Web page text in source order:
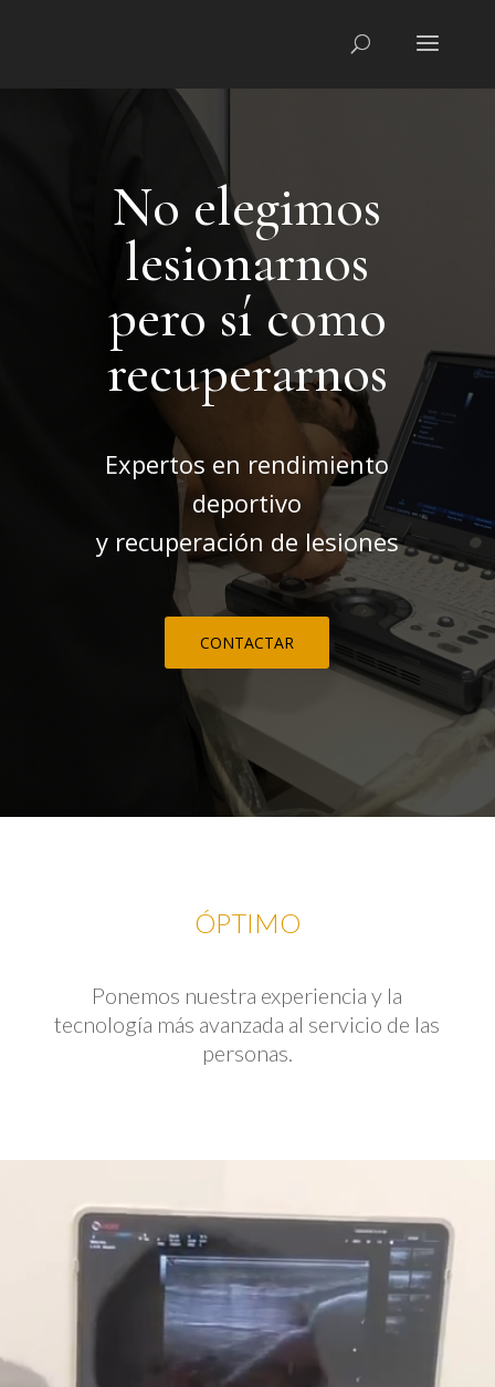
No elegimos
lesionarnos
pero sí como
recuperarnos
Expertos en rendimiento
deportivo
y recuperación de lesiones
CONTACTAR
ÓPTIMO
Ponemos nuestra experiencia y la
tecnología más avanzada al servicio de las
personas.